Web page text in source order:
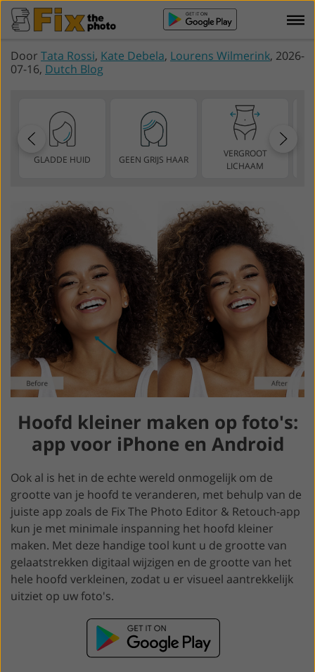
Door Tata Rossi, Kate Debela, Lourens Wilmerink, 2026-
07-16, Dutch Blog
GLADDE HUID GEEN GRIJS HAAR
VERGROOT
LICHAAM
Hoofd kleiner maken op foto's:
app voor iPhone en Android
Ook al is het in de echte wereld onmogelijk om de
grootte van je hoofd te veranderen, met behulp van de
juiste app zoals de Fix The Photo Editor & Retouch-app
kun je met minimale inspanning het hoofd kleiner
maken. Met deze handige tool kunt u de grootte van
gelaatstrekken digitaal wijzigen en de grootte van het
hele hoofd verkleinen, zodat u er visueel aantrekkelijk
uitziet op uw foto's.